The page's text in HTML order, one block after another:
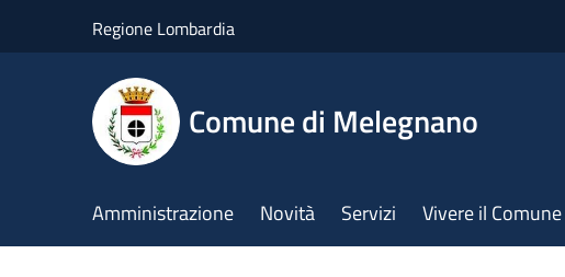
Regione Lombardia
Comune di Melegnano
Amministrazione Novità Servizi Vivere il Comune